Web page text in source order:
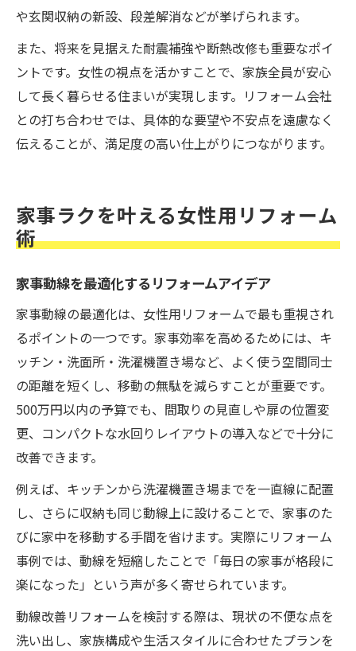
や玄関収納の新設、段差解消などが挙げられます。
また、将来を見据えた耐震補強や断熱改修も重要なポイ
ントです。女性の視点を活かすことで、家族全員が安心
して長く暮らせる住まいが実現します。リフォーム会社
との打ち合わせでは、具体的な要望や不安点を遠慮なく
伝えることが、満足度の高い仕上がりにつながります。
家事ラクを叶える女性用リフォーム
術
家事動線を最適化するリフォームアイデア
家事動線の最適化は、女性用リフォームで最も重視され
るポイントの一つです。家事効率を高めるためには、キ
ッチン・洗面所・洗濯機置き場など、よく使う空間同士
の距離を短くし、移動の無駄を減らすことが重要です。
500万円以内の予算でも、間取りの見直しや扉の位置変
更、コンパクトな水回りレイアウトの導入などで十分に
改善できます。
例えば、キッチンから洗濯機置き場までを一直線に配置
し、さらに収納も同じ動線上に設けることで、家事のた
びに家中を移動する手間を省けます。実際にリフォーム
事例では、動線を短縮したことで「毎日の家事が格段に
楽になった」という声が多く寄せられています。
動線改善リフォームを検討する際は、現状の不便な点を
洗い出し、家族構成や生活スタイルに合わせたプランを